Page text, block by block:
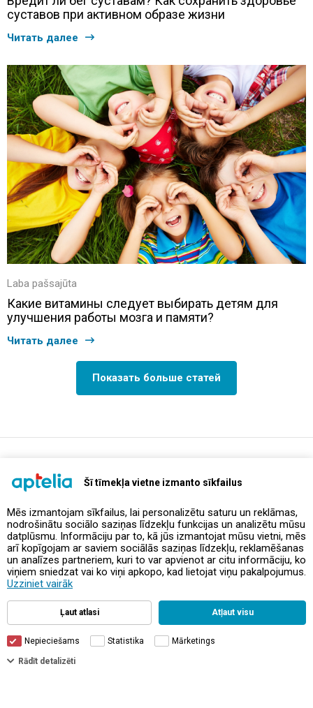
Šī tīmekļa vietne izmanto sīkfailus
Mēs izmantojam sīkfailus, lai personalizētu saturu un reklāmas,
nodrošinātu sociālo saziņas līdzekļu funkcijas un analizētu mūsu
datplūsmu. Informāciju par to, kā jūs izmantojat mūsu vietni, mēs
arī kopīgojam ar saviem sociālās saziņas līdzekļu, reklamēšanas
un analīzes partneriem, kuri to var apvienot ar citu informāciju, ko
viņiem sniedzat vai ko viņi apkopo, kad lietojat viņu pakalpojumus.
Uzziniet vairāk
Ļaut atlasi Atļaut visu
Nepieciešams Statistika Mārketings
Rādīt detalizēti
суставов при активном образе жизни
Читать далее
Laba pašsajūta
Какие витамины следует выбирать детям для
улучшения работы мозга и памяти?
Читать далее
Показать больше статей
Предложения и акции
Контакты